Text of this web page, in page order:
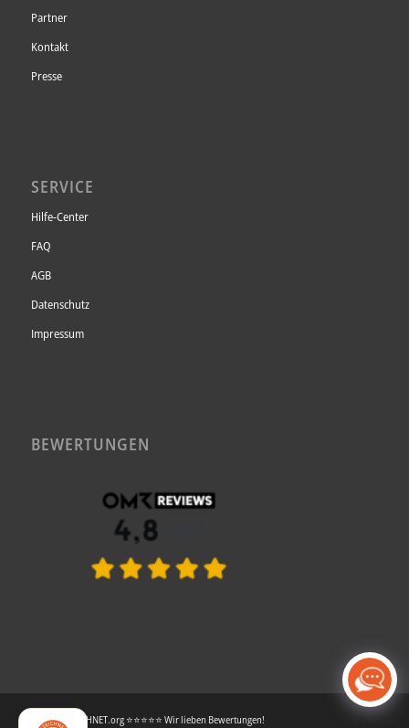
Partner
Kontakt
Presse
SERVICE
Hilfe-Center
FAQ
AGB
Datenschutz
Impressum
BEWERTUNGEN
© AUSGEZEICHNET.org ⭐⭐⭐⭐⭐ Wir lieben Bewertungen!